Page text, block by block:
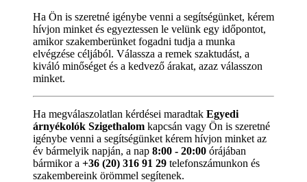
Ha Ön is szeretné igénybe venni a segítségünket, kérem
hívjon minket és egyeztessen le velünk egy időpontot,
amikor szakemberünket fogadni tudja a munka
elvégzése céljából. Válassza a remek szaktudást, a
kiváló minőséget és a kedvező árakat, azaz válasszon
minket.
Ha megválaszolatlan kérdései maradtak Egyedi
árnyékolók Szigethalom kapcsán vagy Ön is szeretné
igénybe venni a segítségünket kérem hívjon minket az
év bármelyik napján, a nap 8:00 - 20:00 órájában
bármikor a +36 (20) 316 91 29 telefonszámunkon és
szakembereink örömmel segítenek.